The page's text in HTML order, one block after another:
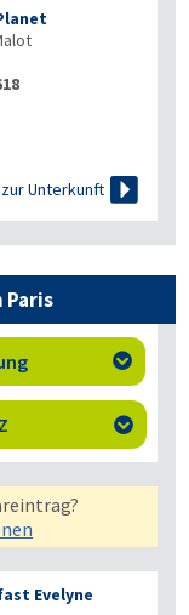
zur Unterkunft 
Paris


Evelyne